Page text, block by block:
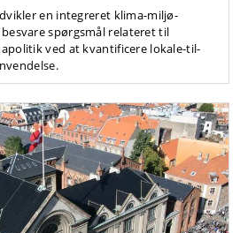
en integreret klima-miljø-
spørgsmål relateret til
ved at kvantificere lokale-til-